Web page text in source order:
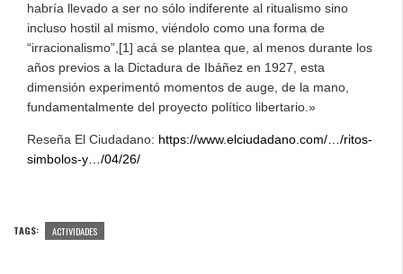
habría llevado a ser no sólo indiferente al ritualismo sino
incluso hostil al mismo, viéndolo como una forma de
“irracionalismo”,[1] acá se plantea que, al menos durante los
años previos a la Dictadura de Ibáñez en 1927, esta
dimensión experimentó momentos de auge, de la mano,
fundamentalmente del proyecto político libertario.»
Reseña El Ciudadano: https://www.elciudadano.com/…/ritos-
simbolos-y…/04/26/
TAGS: ACTIVIDADES